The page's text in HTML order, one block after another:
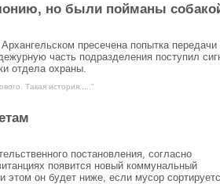
но были пойманы
пресечена попытка передачи
часть подразделения поступил
отдела охраны.
Такая история....."
постановления, согласно
появится новый коммунальный
этом он будет ниже, если мусор